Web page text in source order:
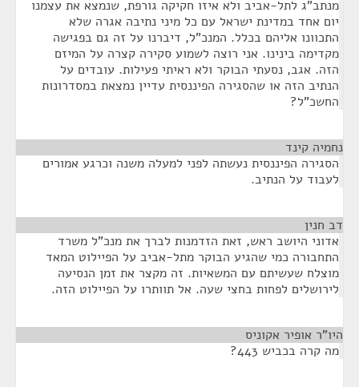
מנתב"ג לתל-אביב ולא איזו חקיקה גורפת, שנמצא את עצמנו
יום אחד במדינת ישראל עם כל מיני נתיבה אגרה שלא
התכוונו אליהם בכלל. המנכ"ל, דיברנו על זה גם בפגישה
מקדימה בינינו. אני רוצה לשמוע סקירה קצרה על המיזם
הזה. אגב, נסעתי הבוקר ולא ראיתי פעילות. עובדים על
הנתיב הזה או שהסגירה הפיננסית עדיין נמצאת במסדרונות
החשכ"ל?
נחמיה קינד
הסגירה הפיננסית נעשתה לפני למעלה משנה וכרגע אמורים
לעבוד על הנתיב.
דב חנין
אדוני היושב ראש, זאת הזדמנות לברך את מנכ"ל משרד
התחבורה כמי שהגיע הבוקר מתל-אביב על הפיילוט המאד
מוצלח שעשיתם עם המשאיות. זה מקצר את זמן הנסיעה
לירושלים לפחות בחצי שעה. אל תוותרו על הפיילוט הזה.
היו"ר אופיר אקוניס
מה קרה בכביש 443?